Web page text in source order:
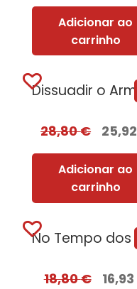
Adicionar ao
carrinho
28,80€ 25,92
Adicionar ao
carrinho
18,80€ 16,93